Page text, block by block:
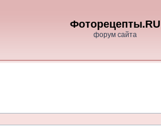
Фоторецепты.RU
форум сайта